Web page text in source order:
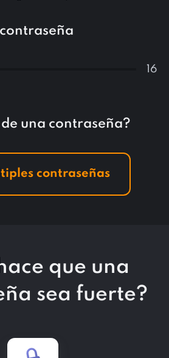
una contraseña?
contraseñas
que una
sea fuerte?